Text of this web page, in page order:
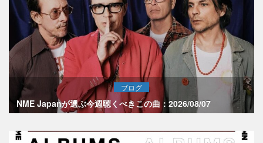
ブログ
NME Japanが選ぶ今週聴くべきこの曲：2026/08/07